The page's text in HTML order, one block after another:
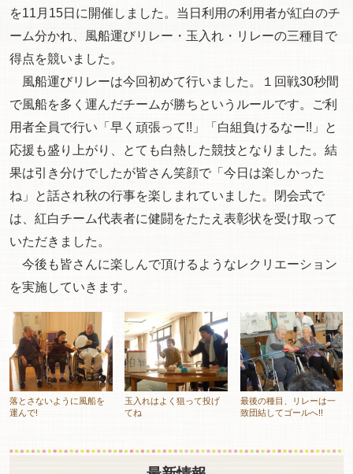
を11月15日に開催しました。当日利用の利用者が紅白のチ
ーム分かれ、風船運びリレー・玉入れ・リレーの三種目で
得点を競いました。
風船運びリレーは今回初めて行いました。１回戦30秒間
で風船を多く運んだチームが勝ちというルールです。ご利
用者全員で行い「早く頑張って!!」「白組負けるなー!!」と
応援も盛り上がり、とても白熱した競技となりました。結
果は引き分けでしたが皆さん笑顔で「今日は楽しかった
ね」と話され秋の行事を楽しまれていました。閉会式で
は、紅白チーム代表者に健闘をたたえ表彰状を受け取って
いただきました。
今後も皆さんに楽しんで頂けるようなレクリエーション
を実施していきます。
落とさないように風船を
運んで!
玉入れはよく狙って投げ
てね
最後の種目、リレーは一
致団結してゴールへ!!